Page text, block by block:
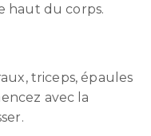
haut du corps.
triceps, épaules
avec la